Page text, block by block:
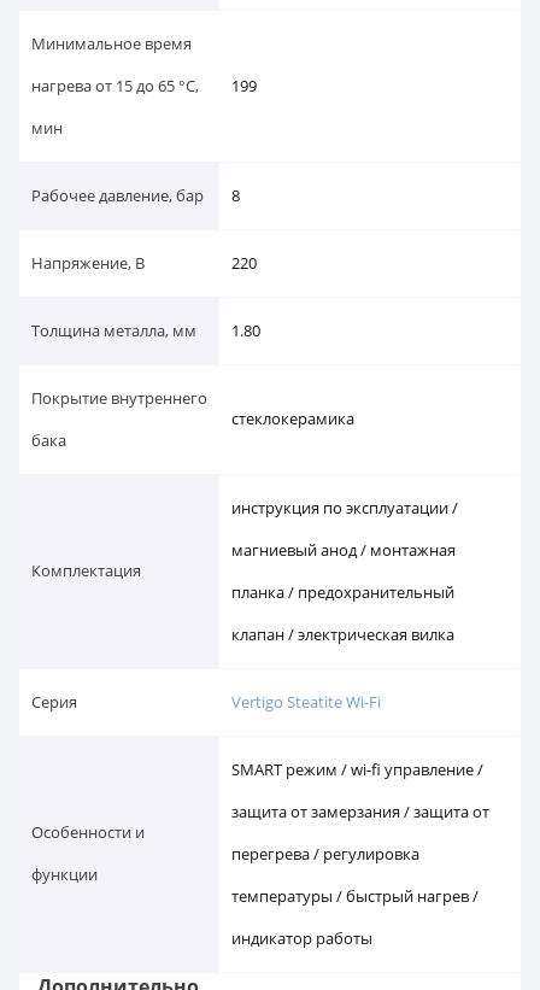
Минимальное время
нагрева от 15 до 65 °С,
мин
199
Рабочее давление, бар 8
Напряжение, В 220
Толщина металла, мм 1.80
Покрытие внутреннего
бака
стеклокерамика
Комплектация
инструкция по эксплуатации /
магниевый анод / монтажная
планка / предохранительный
клапан / электрическая вилка
Серия Vertigo Steatite Wi-Fi
Особенности и
функции
SMART режим / wi-fi управление /
защита от замерзания / защита от
перегрева / регулировка
температуры / быстрый нагрев /
индикатор работы